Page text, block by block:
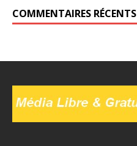
COMMENTAIRES RÉCENTS